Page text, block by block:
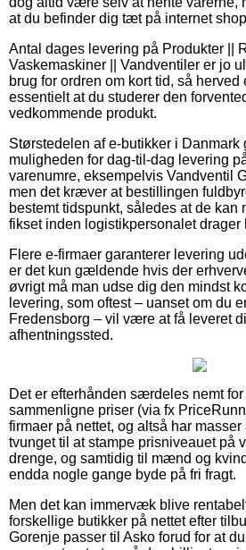
at du befinder dig tæt på internet
Antal dages levering på Produkter ||
Vaskemaskiner || Vandventiler er jo
brug for ordren om kort tid, så herved
essentielt at du studerer den
vedkommende produkt.
Størstedelen af e-butikker i Danmark
muligheden for dag-til-dag levering
varenumre, eksempelvis Vandventil
men det kræver at bestillingen
bestemt tidspunkt, således at de kan
fikset inden logistikpersonalet drager
Flere e-firmaer garanterer levering
er det kun gældende hvis der
øvrigt må man udse dig den mindst
levering, som oftest – uanset om du
Fredensborg – vil være at få leveret
afhentningssted.
Det er efterhånden særdeles nemt
sammenligne priser (via fx
firmaer på nettet, og altså har
tvunget til at stampe prisniveauet på
drenge, og samtidig til mænd og
endda nogle gange byde på fri fragt.
Men det kan immervæk blive
forskellige butikker på nettet efter
Gorenje passer til Asko forud for at